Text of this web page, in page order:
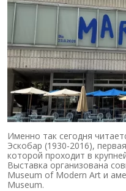
Именно так сегодня
Эскобар (1930-2016),
которой проходит в
Выставка организована
Museum of Modern Art и
Museum.